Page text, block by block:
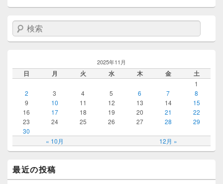
検索
2025年11月
日 月 火 水 木 金 土
« 10月 12月 »
1
2
3 4 5 6 7
8
9
10 11 12 13 14
15
16
17 18 19 20 21
22
23
24 25 26 27 28
29
30
最近の投稿